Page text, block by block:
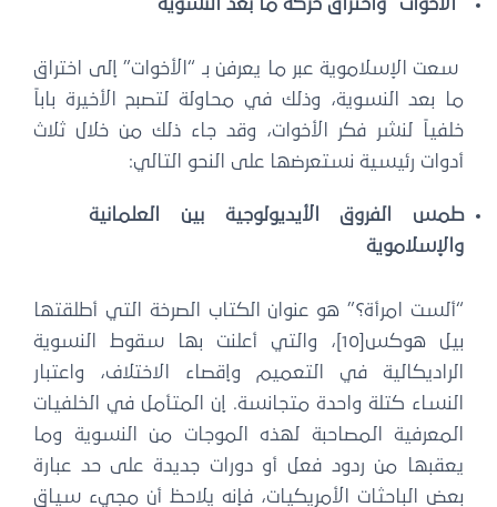
“الأخوات” واختراق حركة ما بعد النسوية
سعت الإسلاموية عبر ما يعرفن بـ “الأخوات” إلى اختراق
ما بعد النسوية، وذلك في محاولة لتصبح الأخيرة باباً
خلفياً لنشر فكر الأخوات، وقد جاء ذلك من خلال ثلاث
أدوات رئيسية نستعرضها على النحو التالي:
طمس الفروق الأيديولوجية بين العلمانية
والإسلاموية
“ألست امرأة؟” هو عنوان الكتاب الصرخة التي أطلقتها
بيل هوكس[10]، والتي أعلنت بها سقوط النسوية
الراديكالية في التعميم وإقصاء الاختلاف، واعتبار
النساء كتلة واحدة متجانسة. إن المتأمل في الخلفيات
المعرفية المصاحبة لهذه الموجات من النسوية وما
يعقبها من ردود فعل أو دورات جديدة على حد عبارة
بعض الباحثات الأمريكيات، فإنه يلاحظ أن مجيء سياق